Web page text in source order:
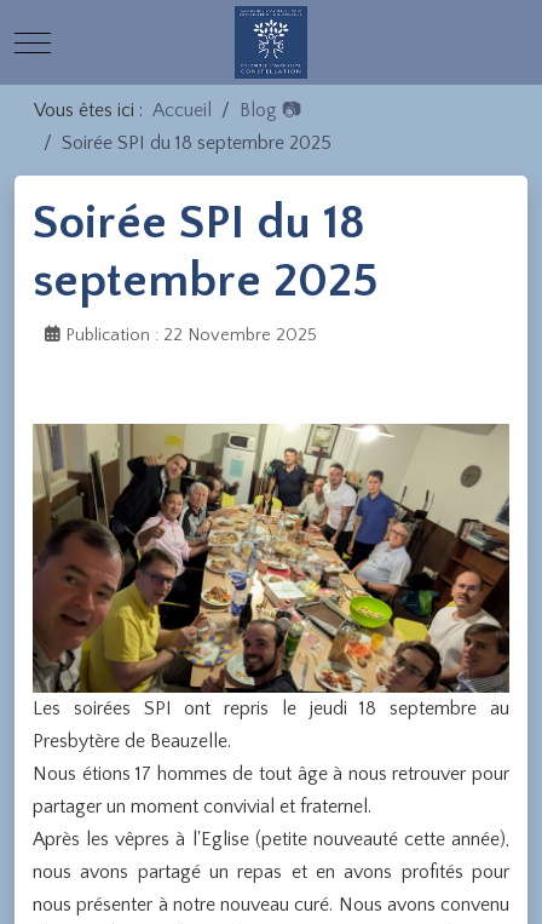
Mobile Menu Toggle
Vous êtes ici : Accueil
Blog 📷
Soirée SPI du 18 septembre 2025
Soirée SPI du 18
septembre 2025
Publication : 22 Novembre 2025
Les soirées SPI ont repris le jeudi 18 septembre au
Presbytère de Beauzelle.
Nous étions 17 hommes de tout âge à nous retrouver pour
partager un moment convivial et fraternel.
Après les vêpres à l'Eglise (petite nouveauté cette année),
nous avons partagé un repas et en avons profités pour
nous présenter à notre nouveau curé. Nous avons convenu